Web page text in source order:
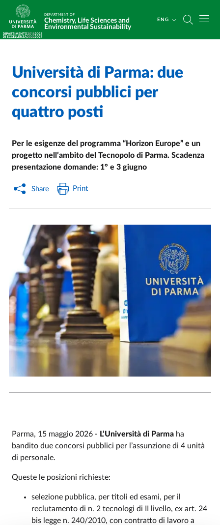
Skip to main content
Skip to footer
DEPARTMENT OF
Chemistry, Life Sciences and
Environmental Sustainability
ENG
Home
/
Università di Parma: due
concorsi pubblici per
quattro posti
Per le esigenze del programma “Horizon Europe” e un
progetto nell’ambito del Tecnopolo di Parma. Scadenza
presentazione domande: 1° e 3 giugno
Share Print
Parma, 15 maggio 2026 - L’Università di Parma ha
bandito due concorsi pubblici per l’assunzione di 4 unità
di personale.
Queste le posizioni richieste:
selezione pubblica, per titoli ed esami, per il
reclutamento di n. 2 tecnologi di II livello, ex art. 24
bis legge n. 240/2010, con contratto di lavoro a